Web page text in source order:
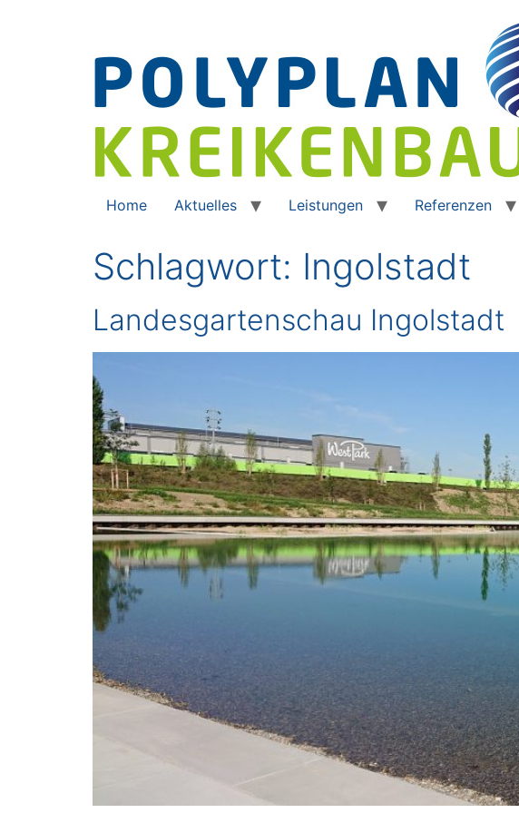
Home Aktuelles Leistungen Referenzen
Schlagwort: Ingolstadt
Landesgartenschau Ingolstadt